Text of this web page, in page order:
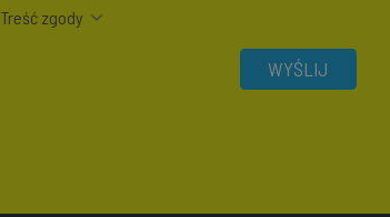
Treść zgody
WYŚLIJ